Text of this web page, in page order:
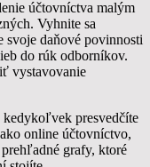
účtovníctva malým
Vyhnite sa
svoje daňové povinnosti
do rúk odborníkov.
vystavovanie
kedykoľvek presvedčíte
online účtovníctvo,
grafy, ktoré